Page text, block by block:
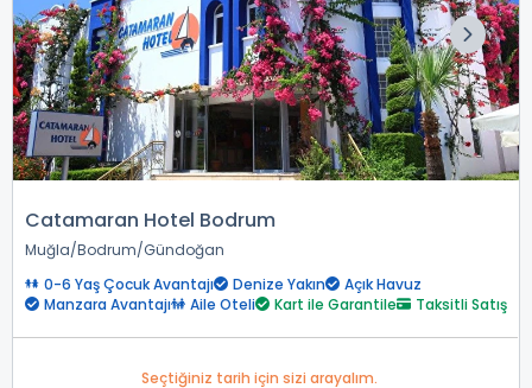
Catamaran Hotel Bodrum
Muğla Bodrum Gündoğan
0-6 Yaş Çocuk Avantajı
Denize Yakın
Açık Havuz
Manzara Avantajı
Aile Oteli Kart ile Garantile Taksitli Satış
Seçtiğiniz tarih için sizi arayalım.